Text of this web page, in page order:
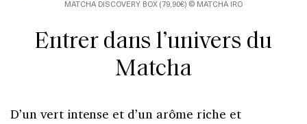
MATCHA DISCOVERY BOX (79,90€) © MATCHA IRO
Entrer dans l’univers du
Matcha
D’un vert intense et d’un arôme riche et